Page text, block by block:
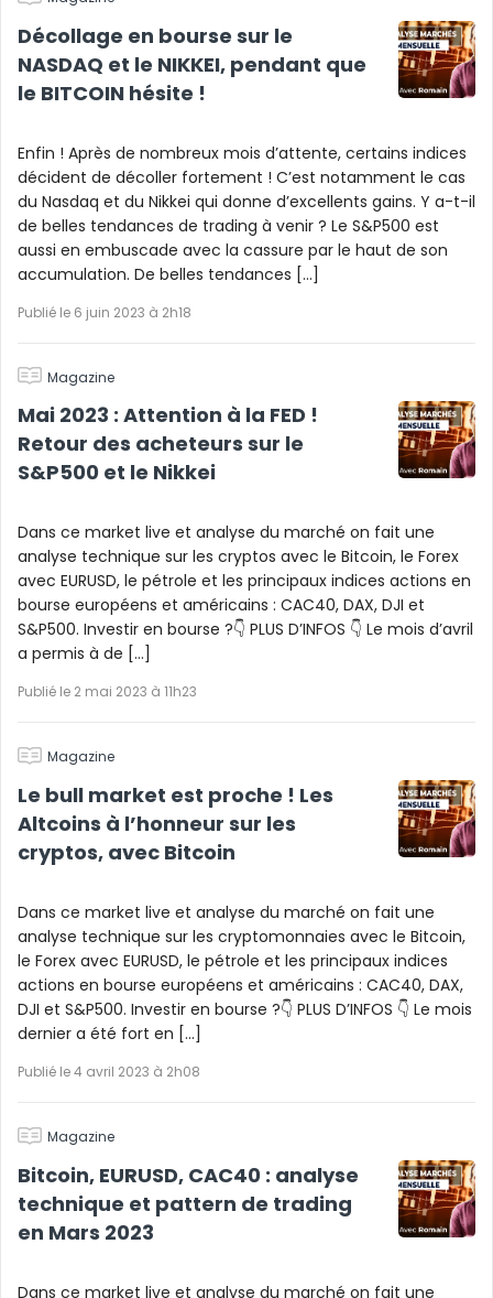
Décollage en bourse sur le
NASDAQ et le NIKKEI, pendant que
le BITCOIN hésite !
Enfin ! Après de nombreux mois d’attente, certains indices
décident de décoller fortement ! C’est notamment le cas
du Nasdaq et du Nikkei qui donne d’excellents gains. Y a-t-il
de belles tendances de trading à venir ? Le S&P500 est
aussi en embuscade avec la cassure par le haut de son
accumulation. De belles tendances […]
Publié le 6 juin 2023 à 2h18
Magazine
Mai 2023 : Attention à la FED !
Retour des acheteurs sur le
S&P500 et le Nikkei
Dans ce market live et analyse du marché on fait une
analyse technique sur les cryptos avec le Bitcoin, le Forex
avec EURUSD, le pétrole et les principaux indices actions en
bourse européens et américains : CAC40, DAX, DJI et
S&P500. Investir en bourse ?👇 PLUS D’INFOS 👇 Le mois d’avril
a permis à de […]
Publié le 2 mai 2023 à 11h23
Magazine
Le bull market est proche ! Les
Altcoins à l’honneur sur les
cryptos, avec Bitcoin
Dans ce market live et analyse du marché on fait une
analyse technique sur les cryptomonnaies avec le Bitcoin,
le Forex avec EURUSD, le pétrole et les principaux indices
actions en bourse européens et américains : CAC40, DAX,
DJI et S&P500. Investir en bourse ?👇 PLUS D’INFOS 👇 Le mois
dernier a été fort en […]
Publié le 4 avril 2023 à 2h08
Magazine
Bitcoin, EURUSD, CAC40 : analyse
technique et pattern de trading
en Mars 2023
Dans ce market live et analyse du marché on fait une